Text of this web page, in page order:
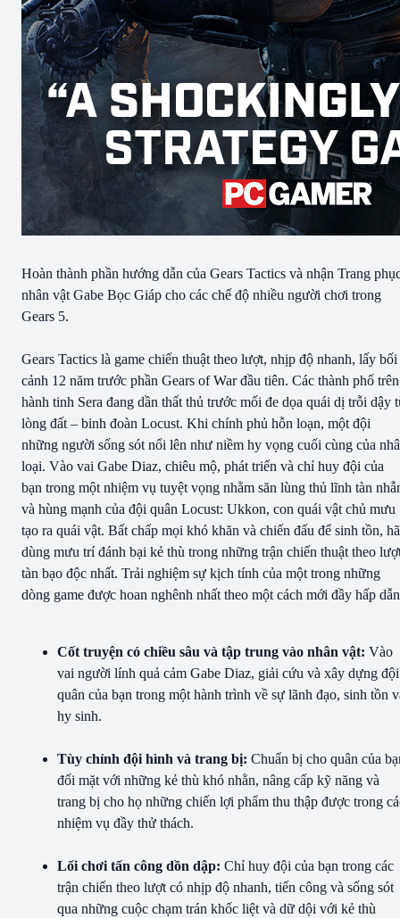
Hoàn thành phần hướng dẫn của Gears Tactics và nhận Trang
nhân vật Gabe Bọc Giáp cho các chế độ nhiều người chơi trong
Gears 5.
Gears Tactics là game chiến thuật theo lượt, nhịp độ nhanh, lấy bối
cảnh 12 năm trước phần Gears of War đầu tiên. Các thành phố trên
hành tinh Sera đang dần thất thủ trước mối đe dọa quái dị trỗi dậy
lòng đất – binh đoàn Locust. Khi chính phủ hỗn loạn, một đội
những người sống sót nổi lên như niềm hy vọng cuối cùng của
loại. Vào vai Gabe Diaz, chiêu mộ, phát triển và chỉ huy đội của
bạn trong một nhiệm vụ tuyệt vọng nhằm săn lùng thủ lĩnh tàn
và hùng mạnh của đội quân Locust: Ukkon, con quái vật chủ mưu
tạo ra quái vật. Bất chấp mọi khó khăn và chiến đấu để sinh tồn,
dùng mưu trí đánh bại kẻ thù trong những trận chiến thuật theo
tàn bạo độc nhất. Trải nghiệm sự kịch tính của một trong những
dòng game được hoan nghênh nhất theo một cách mới đầy hấp
Cốt truyện có chiều sâu và tập trung vào nhân vật: Vào
vai người lính quả cảm Gabe Diaz, giải cứu và xây dựng đội
quân của bạn trong một hành trình về sự lãnh đạo, sinh tồn
hy sinh.
Tùy chỉnh đội hình và trang bị: Chuẩn bị cho quân của
đối mặt với những kẻ thù khó nhằn, nâng cấp kỹ năng và
trang bị cho họ những chiến lợi phẩm thu thập được trong
nhiệm vụ đầy thử thách.
Lối chơi tấn công dồn dập: Chỉ huy đội của bạn trong các
trận chiến theo lượt có nhịp độ nhanh, tiến công và sống sót
qua những cuộc chạm trán khốc liệt và dữ dội với kẻ thù